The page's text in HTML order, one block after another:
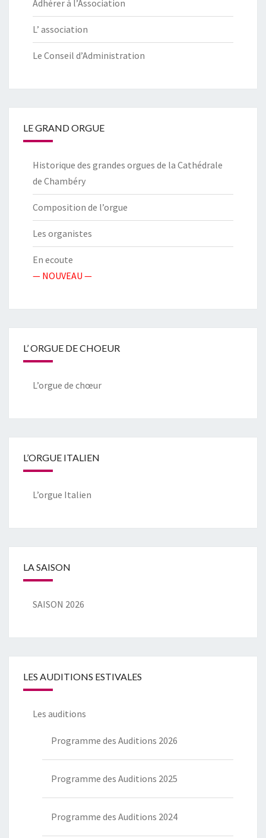
Adhérer à l’Association
L’ association
Le Conseil d’Administration
LE GRAND ORGUE
Historique des grandes orgues de la Cathédrale
de Chambéry
Composition de l’orgue
Les organistes
En ecoute
— NOUVEAU —
L’ ORGUE DE CHOEUR
L’orgue de chœur
L’ORGUE ITALIEN
L’orgue Italien
LA SAISON
SAISON 2026
LES AUDITIONS ESTIVALES
Les auditions
Programme des Auditions 2026
Programme des Auditions 2025
Programme des Auditions 2024